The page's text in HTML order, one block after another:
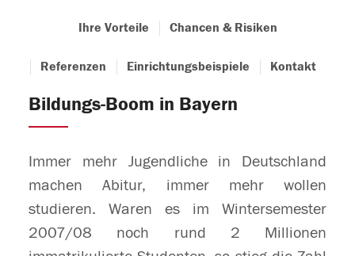
Ihre Vorteile Chancen & Risiken
Referenzen Einrichtungsbeispiele Kontakt
Bildungs-Boom in Bayern
Immer mehr Jugendliche in Deutschland
machen Abitur, immer mehr wollen
studieren. Waren es im Wintersemester
2007/08 noch rund 2 Millionen